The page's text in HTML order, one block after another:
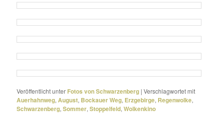
Veröffentlicht unter Fotos von Schwarzenberg |Verschlagwortet mit
Auerhahnweg,August, Bockauer Weg, Erzgebirge, Regenwolke,
Schwarzenberg,Sommer,Stoppelfeld,Wolkenkino